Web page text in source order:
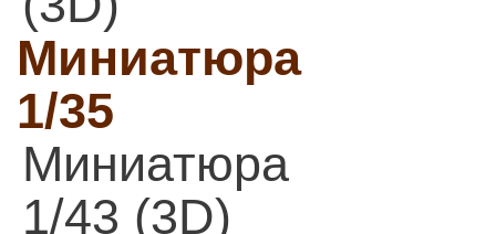
Миниатюра
1/35
Миниатюра
1/43 (3D)